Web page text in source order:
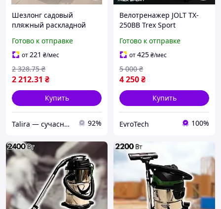
Шезлонг садовый
пляжный раскладной
Складной лежак /
Раскладной шезлонг с
подголовником
Готово к отправке
от221 ₴/мес
2 212.31 ₴
2 328.75 ₴
Купить
Talira — сучасний онлайн-магазин. Відправка Новою Поштою по Україні. 92%
Велотренажер JOLT TX-
250BB Trex Sport
компактный до 100 кг
Готово к отправке
от425₴/мес
4 250₴
5 000 ₴
Купить
EvroTech 100%